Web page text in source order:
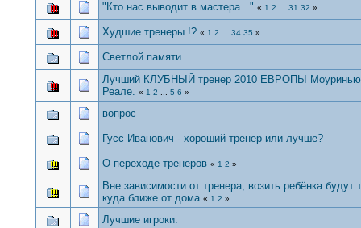
"Кто нас выводит в мастера..." « 1 2 31 32 »
Худшие тренеры !? « 1 2 34 35 »
Светлой памяти
Лучший КЛУБНЫЙ тренер 2010 ЕВРОПЫ
Реале. « 1 2 5 6 »
вопрос
Гусс Иванович - хороший тренер или лучше?
О переходе тренеров « 1 2 »
Вне зависимости от тренера, возить ребёнка будут
куда ближе от дома « 1 2 »
Лучшие игроки.